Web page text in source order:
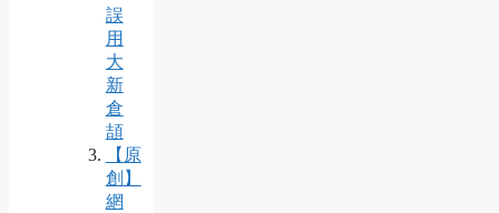
誤
用
大
新
倉
頡
【原
創】
網